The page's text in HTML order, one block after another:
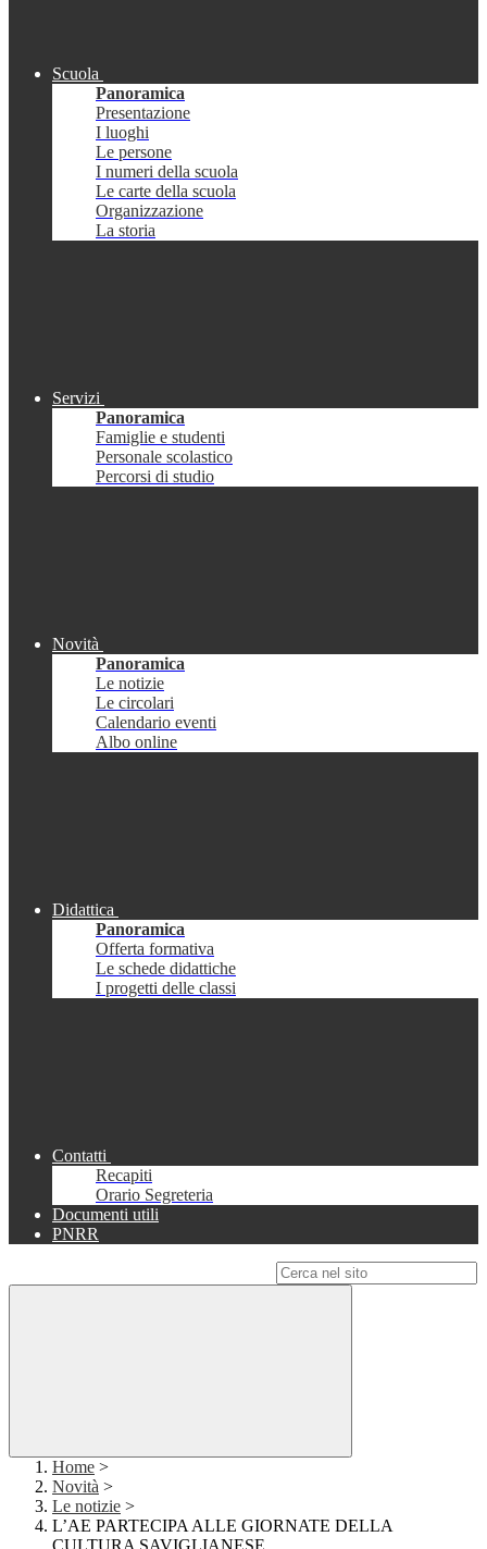
Scuola
Panoramica
Presentazione
I luoghi
Le persone
I numeri della scuola
Le carte della scuola
Organizzazione
La storia
Servizi
Panoramica
Famiglie e studenti
Personale scolastico
Percorsi di studio
Novità
Panoramica
Le notizie
Le circolari
Calendario eventi
Albo online
Didattica
Panoramica
Offerta formativa
Le schede didattiche
I progetti delle classi
Contatti
Recapiti
Orario Segreteria
Documenti utili
PNRR
Home >
Novità >
Le notizie >
L’AE PARTECIPA ALLE GIORNATE DELLA